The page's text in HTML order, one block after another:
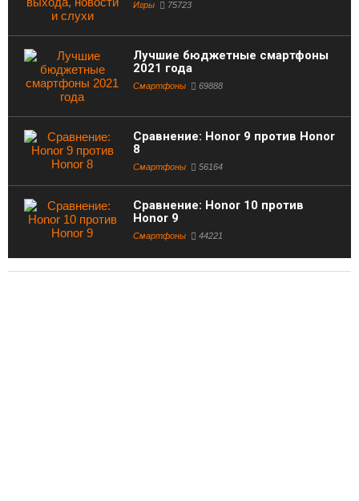
Игры 75723
Лучшие бюджетные смартфоны
2021 года
Смартфоны 69888
Сравнение: Honor 9 против Honor
8
Смартфоны 56164
Сравнение: Honor 10 против
Honor 9
Смартфоны 44221